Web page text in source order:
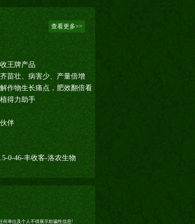
查看更多>>
王牌产品
苗壮、病害少、产量倍增
作物生长痛点，肥效翻倍看
得力助手
伴
0-46-丰收客-洛农生物
何单位及个人不得展示欺骗性信息!